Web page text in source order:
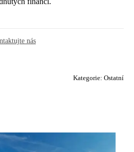
nás
Kategorie: Ostatní